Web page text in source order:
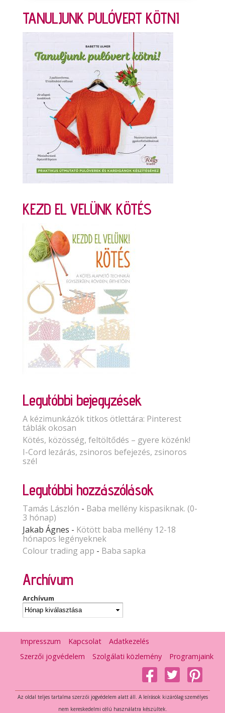
TANULJUNK PULÓVERT KÖTNI
KEZD EL VELÜNK KÖTÉS
Legutóbbi bejegyzések
A kézimunkázók titkos ötlettára: Pinterest
táblák okosan
Kötés, közösség, feltöltődés – gyere közénk!
I-Cord lezárás, zsinoros befejezés, zsinoros
szél
Legutóbbi hozzászólások
Tamás Lászlón - Baba mellény kispasiknak. (0-
3 hónap)
Jakab Ágnes - Kötött baba mellény 12-18
hónapos legényeknek
Colour trading app - Baba sapka
Archívum
Archívum
Impresszum Kapcsolat
Adatkezelés
Szerzői jogvédelem
Szolgálati közlemény Programjaink
Az oldal teljes tartalma szerzői jogvédelem alatt áll. A leírások kizárólag személyes
nem kereskedelmi célú használatra készültek.